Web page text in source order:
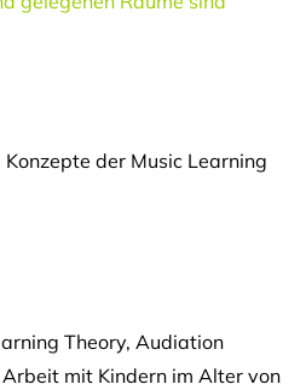
der Music Learning
Theory, Audiation
mit Kindern im Alter von